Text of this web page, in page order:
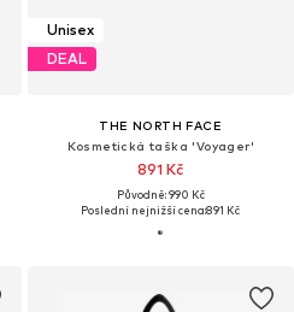
Unisex
DEAL
THE NORTH FACE
Kosmetická taška 'Voyager'
891 Kč
Původně: 990 Kč
Poslední nejnižší cena:891 Kč